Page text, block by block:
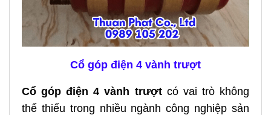
Cổ góp điện 4 vành trượt
Cổ góp điện 4 vành trượtcó vai trò không
thể thiếu trong nhiều ngành công nghiệp sản